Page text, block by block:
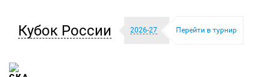
Кубок России 2026-27 Перейти в турнир